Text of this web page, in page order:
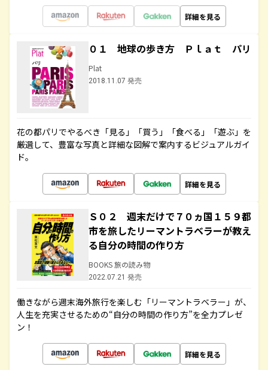
詳細を見る
０１ 地球の歩き方 Ｐｌａｔ パリ
Plat
2018.11.07 発売
花の都パリでやるべき「見る」「買う」「食べる」「遊ぶ」を
厳選して、豊富な写真と詳細な図解で案内するビジュアルガイ
ド。
詳細を見る
Ｓ０２ 週末だけで７０ヵ国１５９都
市を旅したリーマントラベラーが教え
る自分の時間の作り方
BOOKS 旅の読み物
2022.07.21 発売
働きながら週末海外旅行を楽しむ「リーマントラベラー」が、
人生を充実させるための“自分の時間の作り方”を全力プレゼ
ン！
詳細を見る